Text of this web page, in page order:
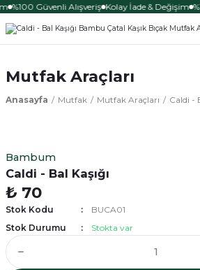
%100 Güvenli Alışveriş Kolay İade & Değişim
Mutfak Araçları
Anasayfa Mutfak Mutfak Araçları Caldi -
Bambum
Caldi - Bal Kaşığı
₺ 70
Stok Kodu
BUCA01
Stok Durumu
Stokta var